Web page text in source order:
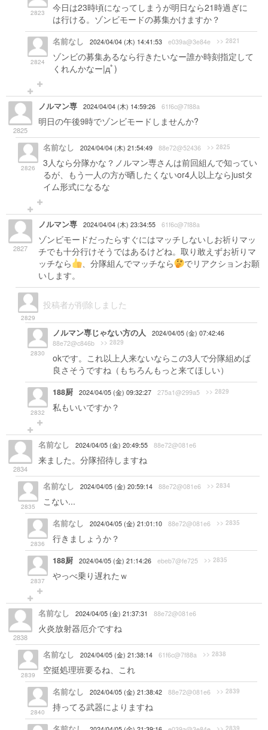
2823
今日は23時頃になってしまうが明日なら21時過ぎに
は行ける。ゾンビモードの募集かけますか？
2824
名前なし 2024/04/04 (木) 14:41:53 e039a@3e84e >> 2821
ゾンビの募集あるなら行きたいなー誰か時刻指定して
くれんかなー|дﾟ)
2825
ノルマン専 2024/04/04 (木) 14:59:26 61f6c@7f88a
明日の午後9時でゾンビモードしませんか?
2826
名前なし 2024/04/04 (木) 21:54:49 88e72@52436 >> 2825
3人なら分隊かな？ノルマン専さんは前回組んで知ってい
るが、もう一人の方が晒したくないor4人以上ならjustタ
イム形式になるな
2827
ノルマン専 2024/04/04 (木) 23:34:55 61f6c@7f88a
ゾンビモードだったらすぐにはマッチしないしお祈りマッ
チでも十分行けそうではあるけどね。取り敢えずお祈りマ
ッチなら
、分隊組んでマッチなら
でリアクションお願
いします。
2829
投稿者が削除しました
2830
ノルマン専じゃない方の人
2024/04/05 (金) 07:42:46
88e72@c846b
>> 2829
okです。これ以上人来ないならこの3人で分隊組めば
良さそうですね（もちろんもっと来てほしい）
2832
188厨 2024/04/05 (金) 09:32:27 275a1@299a5 >> 2829
私もいいですか？
2834
名前なし 2024/04/05 (金) 20:49:55 88e72@081e6
来ました。分隊招待しますね
2835
名前なし 2024/04/05 (金) 20:59:14 88e72@081e6 >> 2834
こない...
2836
名前なし 2024/04/05 (金) 21:01:10 88e72@081e6 >> 2835
行きましょうか？
2837
188厨 2024/04/05 (金) 21:14:26 ebeb7@fe725 >> 2835
やっべ乗り遅れたｗ
2838
名前なし 2024/04/05 (金) 21:37:31 88e72@081e6
火炎放射器厄介ですね
2839
名前なし 2024/04/05 (金) 21:38:14 61f6c@7f88a >> 2838
空挺処理班要るね、これ
2840
名前なし 2024/04/05 (金) 21:38:42 88e72@081e6 >> 2839
持ってる武器によりますね
>> 2839